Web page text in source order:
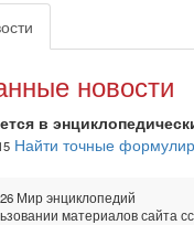
новости
в
Найти точные
Мир энциклопедий
материалов сайта